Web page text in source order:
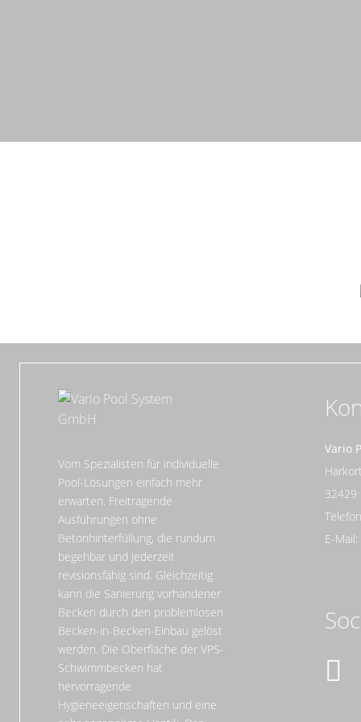
Vom Spezialisten für individuelle
Pool-Lösungen einfach mehr
erwarten. Freitragende
Ausführungen ohne
Betonhinterfüllung, die rundum
begehbar und jederzeit
revisionsfähig sind. Gleichzeitig
kann die Sanierung vorhandener
Becken durch den problemlosen
Becken-in-Becken-Einbau gelöst
werden. Die Oberfläche der VPS-
Schwimmbecken hat
hervorragende
Hygieneeigenschaften und eine
Vario
32429
E-